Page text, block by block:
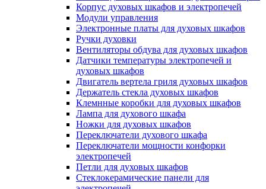
Корпус духовых шкафов и электропечей
Модули управления
Электронные платы для духовых шкафов
Ручки духовки
Вентиляторы обдува для духовых шкафов
Датчики температуры электропечей и
духовых шкафов
Двигатель вертела гриля духовых шкафов
Держатель стекла духовых шкафов
Клемнные коробки для духовых шкафов
Лампа для духового шкафа
Ножки для духовых шкафов
Переключатели духового шкафа
Переключатели мощности конфорки
электропечей
Петли для духовых шкафов
Стеклокерамические панели для